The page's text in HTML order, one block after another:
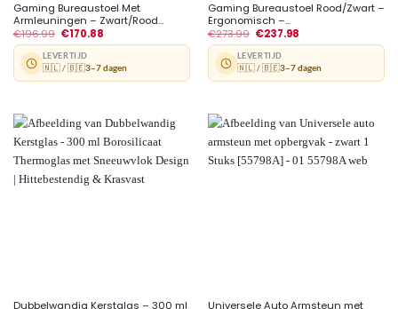
Gaming Bureaustoel Met
Armleuningen – Zwart/Rood...
€196.99 €170.88
LEVERTIJD
🇳🇱 / 🇧🇪3–7 dagen
Gaming Bureaustoel Rood/Zwart –
Ergonomisch –...
€273.99 €237.98
LEVERTIJD
🇳🇱 / 🇧🇪3–7 dagen
Dubbelwandig Kerstglas – 300 ml
Universele Auto Armsteun met